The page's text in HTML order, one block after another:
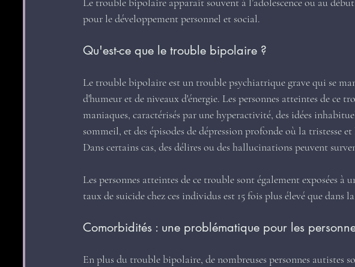
pour le développement personnel et social.
Qu'est-ce que le trouble bipolaire ?
Le trouble bipolaire est un trouble psychiatrique grave qui se
d'humeur et de niveaux d'énergie. Les personnes atteintes de ce
maniaques, caractérisés par une hyperactivité, des idées
sommeil, et des épisodes de dépression profonde où la tristesse
Dans certains cas, des délires ou des hallucinations peuvent
Les personnes atteintes de ce trouble sont également exposées à
taux de suicide chez ces individus est 15 fois plus élevé que dans
Comorbidités : une problématique pour les
En plus du trouble bipolaire, de nombreuses personnes autistes